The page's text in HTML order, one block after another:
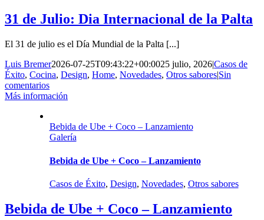
31 de Julio: Dia Internacional de la Palta
El 31 de julio es el Día Mundial de la Palta [...]
Luis Bremer2026-07-25T09:43:22+00:0025 julio, 2026|Casos de
Éxito, Cocina, Design, Home, Novedades, Otros sabores|Sin
comentarios
Más información
Bebida de Ube + Coco – Lanzamiento
Galería
Bebida de Ube + Coco – Lanzamiento
Casos de Éxito, Design, Novedades, Otros sabores
Bebida de Ube + Coco – Lanzamiento